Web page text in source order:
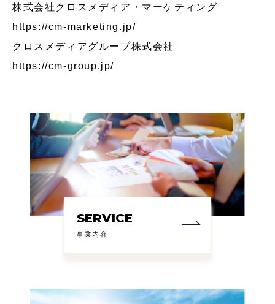
株式会社クロスメディア・マーケティング
https://cm-marketing.jp/
クロスメディアグループ株式会社
https://cm-group.jp/
SERVICE
事業内容